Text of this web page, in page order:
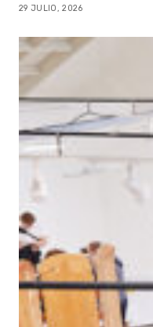
29 JULIO, 2026